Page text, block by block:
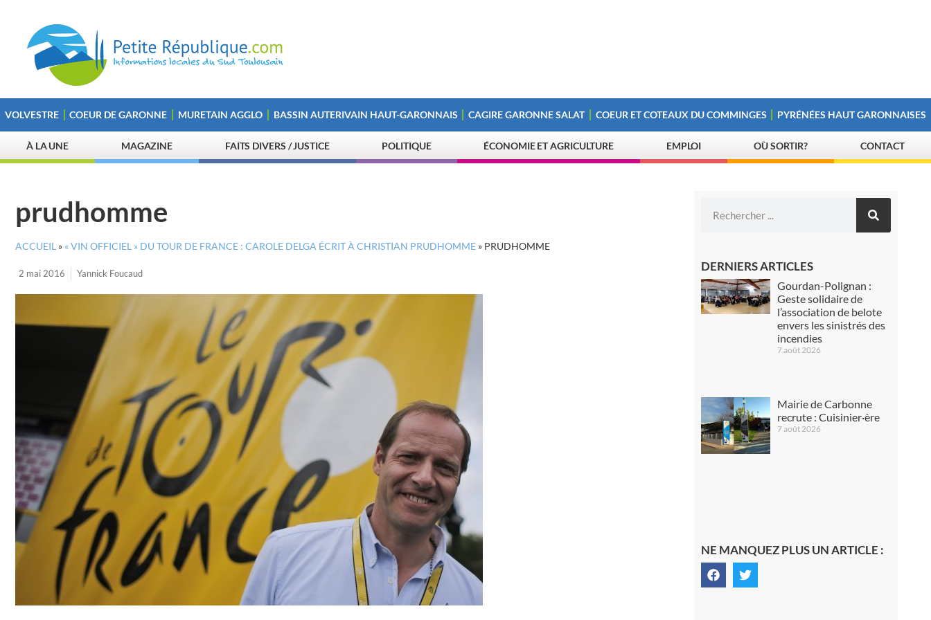
VOLVESTRE COEUR DE GARONNE MURETAIN AGGLO BASSIN AUTERIVAIN HAUT-GARONNAIS CAGIRE GARONNE SALAT COEUR ET COTEAUX DU COMMINGES PYRÉNÉES HAUT GARONNAISES
À LA UNE MAGAZINE FAITS DIVERS / JUSTICE POLITIQUE ÉCONOMIE ET AGRICULTURE EMPLOI OÙ SORTIR? CONTACT
prudhomme
ACCUEIL » « VIN OFFICIEL » DU TOUR DE FRANCE : CAROLE DELGA ÉCRIT À CHRISTIAN PRUDHOMME » PRUDHOMME
2 mai 2016 Yannick Foucaud DERNIERS ARTICLES
Gourdan-Polignan :
Geste solidaire de
l’association de belote
envers les sinistrés des
incendies
7 août 2026
Mairie de Carbonne
recrute : Cuisinier·ère
7 août 2026
NE MANQUEZ PLUS UN ARTICLE :